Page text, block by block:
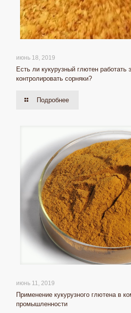
июнь 18, 2019
Есть ли кукурузный глютен работать
контролировать сорняки?
Подробнее
июнь 11, 2019
Применение кукурузного глютена в
промышленности